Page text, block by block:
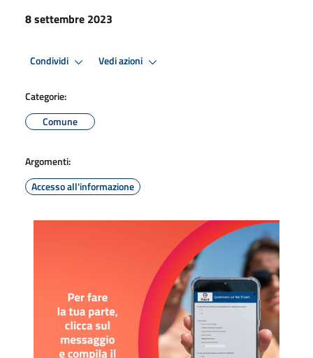
8 settembre 2023
Condividi Vedi azioni
Categorie:
Comune
Argomenti:
Accesso all'informazione